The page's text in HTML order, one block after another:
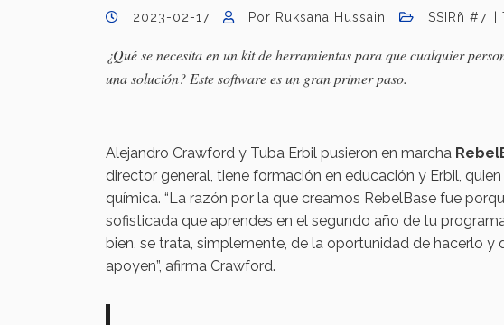
2023-02-17 Por Ruksana Hussain SSIRñ #7
¿Qué se necesita en un kit de herramientas para que cualquier
una solución? Este software es un gran primer paso.
Alejandro Crawford y Tuba Erbil pusieron en marcha
director general, tiene formación en educación y Erbil,
química. “La razón por la que creamos RebelBase fue
sofisticada que aprendes en el segundo año de tu
bien, se trata, simplemente, de la oportunidad de hacerlo
apoyen”, afirma Crawford.